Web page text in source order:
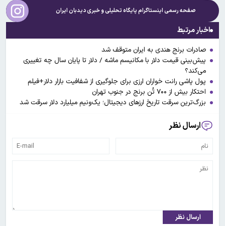
صفحه رسمی اینستاگرام پایگاه تحلیلی و خبریدیدبان ایران
اخبار مرتبط
صادرات برنج هندی به ایران متوقف شد
پیش‌بینی قیمت دلار با مکانیسم ماشه / دلار تا پایان سال چه تغییری
می‌کند؟
پول پاشی رانت خواران ارزی برای جلوگیری از شفافیت بازار دلار+فیلم
احتکار بیش از ۷۰۰ تُن برنج در جنوب تهران
بزرگ‌ترین سرقت تاریخ ارزهای دیجیتال؛ یک‌ونیم میلیارد دلار سرقت شد
ارسال نظر
ارسال نظر